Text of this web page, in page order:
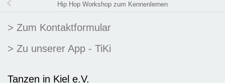
Hip Hop Workshop zum Kennenlernen
> Zum Kontaktformular
> Zu unserer App - TiKi
Tanzen in Kiel e.V.